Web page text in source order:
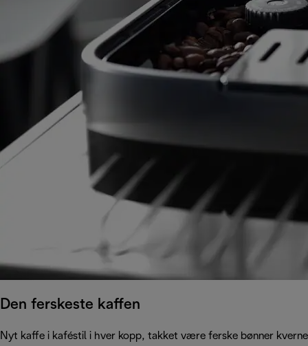
Den ferskeste kaffen
Nyt kaffe i kaféstil i hver kopp, takket være ferske bønner